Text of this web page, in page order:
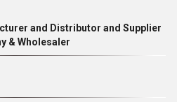
ग्राहक अपेक्षा करते हैं और इसके लिए, रेंज
दिशा में हमारे द्वारा सख्त जोर दिया
करने के लिए हमारे द्वारा स्व-
परीक्षण किए जाते हैं।
and Distributor and Supplier
& Wholesaler